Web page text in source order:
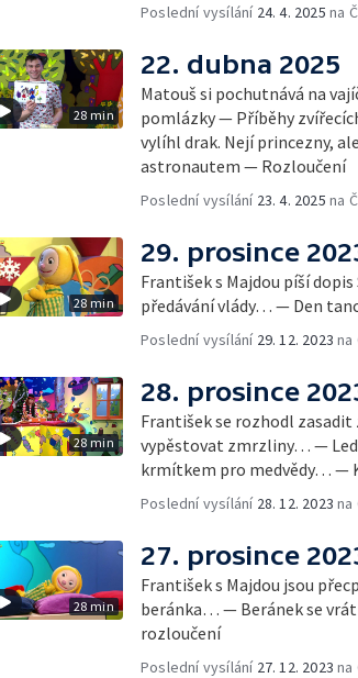
Poslední vysílání 24. 4. 2025 na
28 min
22. dubna 2025
Matouš si pochutnává na
pomlázky — Příběhy
vylíhl drak. Nejí princezny,
astronautem — Rozloučení
Poslední vysílání 23. 4. 2025 na
28 min
29. prosince
František s Majdou píší
předávání vlády… — Den
Poslední vysílání 29. 12. 2023 na
28 min
28. prosince
František se rozhodl
vypěstovat zmrzliny… —
krmítkem pro medvědy… —
Poslední vysílání 28. 12. 2023 na
28 min
27. prosince
František s Majdou jsou
beránka… — Beránek se
rozloučení
Poslední vysílání 27. 12. 2023 na